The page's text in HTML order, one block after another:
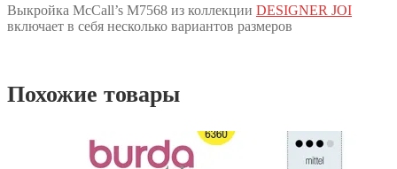
Выкройка McCall’s M7568 из коллекции DESIGNER JOI
включает в себя несколько вариантов размеров
Похожие товары